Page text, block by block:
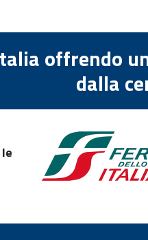
offrendo
dalla